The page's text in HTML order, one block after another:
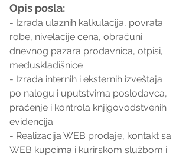
Opis posla:
- Izrada ulaznih kalkulacija, povrata
robe, nivelacije cena, obračuni
dnevnog pazara prodavnica, otpisi,
međuskladišnice
- Izrada internih i eksternih izveštaja
po nalogu i uputstvima poslodavca,
praćenje i kontrola knjigovodstvenih
evidencija
- Realizacija WEB prodaje, kontakt sa
WEB kupcima i kurirskom službom i